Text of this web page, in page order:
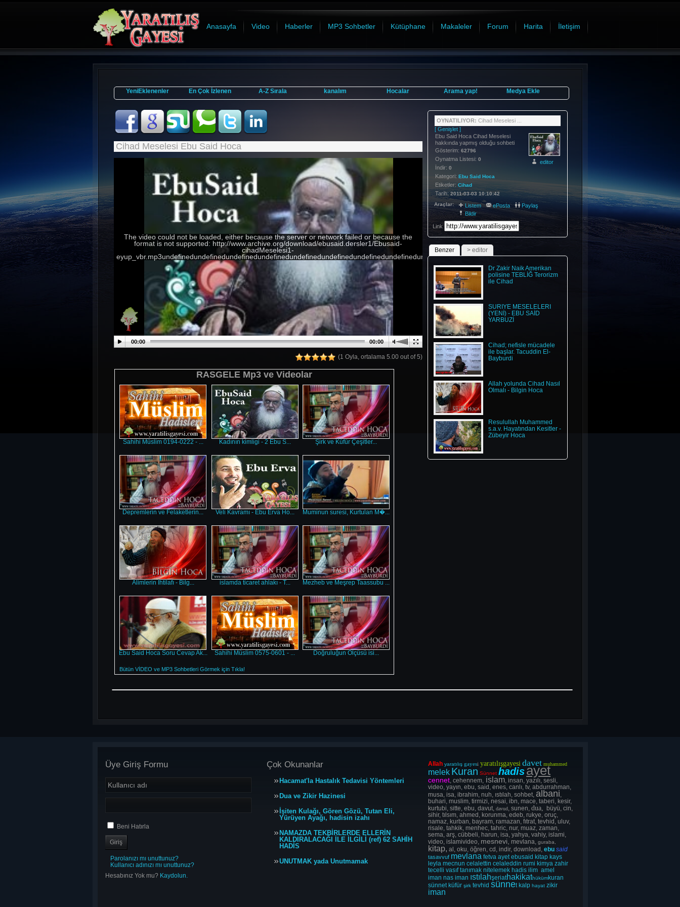
Anasayfa Video Haberler MP3 Sohbetler Kütüphane Makaleler Forum Harita İletişim
YeniEklenenler En Çok İzlenen A-Z Sırala kanalım Hocalar Arama yap! Medya Ekle
Cihad Meselesi Ebu Said Hoca
The video could not be loaded, either because the server or network failed or because the
format is not supported: http://www.archive.org/download/ebusaid.dersler1/Ebusaid-
cihadMeselesi1-
eyup_vbr.mp3undefinedundefinedundefinedundefinedundefinedundefinedundefinedundefinedundefinedundefinedundefinedundefinedundefinedundefinedundefined
00:00 00:00
(1 Oyla, ortalama 5.00 out of 5)
RASGELE Mp3 ve Videolar
Sahihi Müslim 0194-0222 - ... Kadının kimligi - 2 Ebu S... Şirk ve Küfür Çeşitler...
Depremlerin ve Felaketlerin... Veli Kavramı - Ebu Erva Ho... Muminun suresi, Kurtulan M�...
Alimlerin İhtilafı - Bilg... islamda ticaret ahlakı - T... Mezheb ve Meşrep Taassubu ...
Ebu Said Hoca Soru Cevap Ak... Sahihi Müslim 0575-0601 - ... Doğruluğun Ölçüsü isi...
Bütün VİDEO ve MP3 Sohbetleri Görmek için Tıkla!
OYNATILIYOR: Cihad Meselesi ...
[ Genişlet ]
Ebu Said Hoca Cihad Meselesi
hakkında yapmış olduğu sohbeti
Gösterim: 62796
Oynatma Listesi: 0
İndir: 0
Kategori: Ebu Said Hoca
Etiketler: Cihad
Tarih: 2011-03-03 10:10:42
editor
Araçlar: Listem ePosta
Paylaş
Bildir
Link
Benzer > editor
Dr Zakir Naik Amerikan
polisine TEBLİĞ Terorizm
ile Cihad
SURİYE MESELELERİ
(YENİ) - EBU SAİD
YARBUZİ
Cihad; nefisle mücadele
ile başlar. Tacuddin El-
Bayburdi
Allah yolunda Cihad Nasıl
Olmalı - Bilgin Hoca
Resulullah Muhammed
s.a.v. Hayatından Kesitler -
Zübeyir Hoca
Üye Giriş Formu
Beni Hatırla
Parolanızı mı unuttunuz?
Kullanıcı adınızı mı unuttunuz?
Hesabınız Yok mu? Kaydolun.
Çok Okunanlar
Hacamat'la Hastalık Tedavisi Yöntemleri
Dua ve Zikir Hazinesi
İşiten Kulağı, Gören Gözü, Tutan Eli,
Yürüyen Ayağı, hadisin izahı
NAMAZDA TEKBİRLERDE ELLERİN
KALDIRALACAĞI İLE İLGİLİ (ref) 62 SAHİH
HADİS
UNUTMAK yada Unutmamak
Allah yaratılış gayesi yaratılışgayesi davet muhammed
melek Kuran Sünnet hadisayet
cennet, cehennem, islam, insan, yazılı, sesli,
video, yayın, ebu, said, enes, canlı, tv, abdurrahman,
musa, isa, ibrahim, nuh, ıstılah, sohbet,albani,
buhari, muslim, tirmizi, nesai, ibn, mace, taberi, kesir,
kurtubi, sitte, ebu, davut, davud, sunen,dua, büyü, cin,
sihir, tılsım, ahmed, korunma, edeb, rukye, oruç,
namaz, kurban, bayram, ramazan, fıtrat, tevhid, uluv,
risale, tahkik, menhec, tahric, nur, muaz, zaman,
sema, arş, cübbeli, harun, isa, yahya, vahiy, islami,
video, islamivideo, mesnevi, mevlana,guraba,
kitap, al, oku, öğren, cd, indir, download, ebu said
tasavvuf mevlana fetva ayet ebusaid kitap kays
leyla mecnun celalettin celaleddin rumi kimya zahir
tecellivasıf tanımak nitelemek hadis ilim amel
iman nas iman ıstılahşeriathakikathükümkuran
sünnet küfür şirk tevhid sünnet kalp hayat zikir
iman